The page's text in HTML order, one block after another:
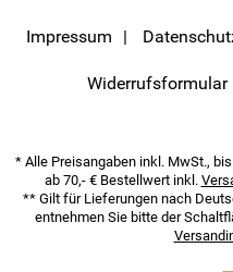
Impressum
Widerrufsformular
* Alle Preisangaben inkl. MwSt.,
ab 70,- € Bestellwert inkl.
** Gilt für Lieferungen nach
entnehmen Sie bitte der